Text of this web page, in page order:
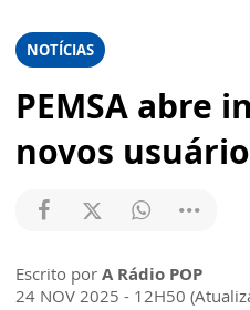
NOTÍCIAS
PEMSA abre
novos
Escrito por A Rádio POP
24 NOV 2025 - 12H50